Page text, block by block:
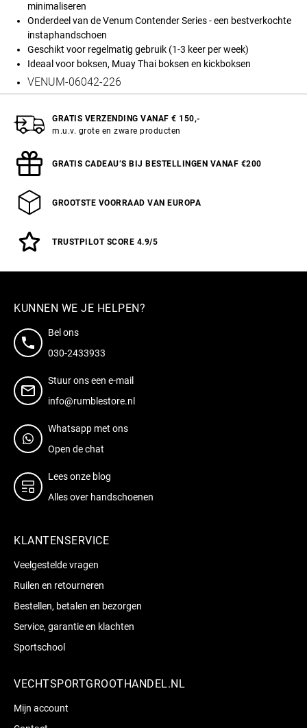
minimaliseren
Onderdeel van de Venum Contender Series - een bestverkochte
instaphandschoen
Geschikt voor regelmatig gebruik (1-3 keer per week)
Ideaal voor boksen, Muay Thai boksen en kickboksen
VENUM-06042-226
GRATIS VERZENDING VANAF € 150,-
m.u.v. grote en zware producten
GRATIS CADEAU’S BIJ BESTELLINGEN VANAF €200
GROOTSTE VOORRAAD VAN EUROPA
TRUSTPILOT SCORE 4.9/5
KUNNEN WE JE HELPEN?
Bel ons
030-2433933
Stuur ons een e-mail
info@rumblestore.nl
Whatsapp met ons
Open de chat
Lees onze blog
Alles over handschoenen
KLANTENSERVICE
Veelgestelde vragen
Ruilen en retourneren
Bestellen, betalen en bezorgen
Service, garantie en klachten
Sportschool
VECHTSPORTGROOTHANDEL.NL
Mijn account